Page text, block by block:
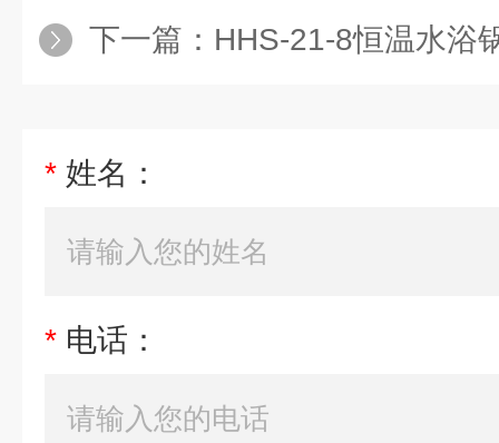
下一篇： HHS-21-8恒温水浴锅
* 姓名：
* 电话：